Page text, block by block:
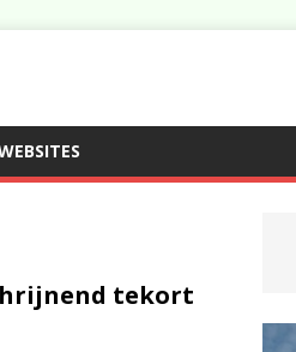
tekort